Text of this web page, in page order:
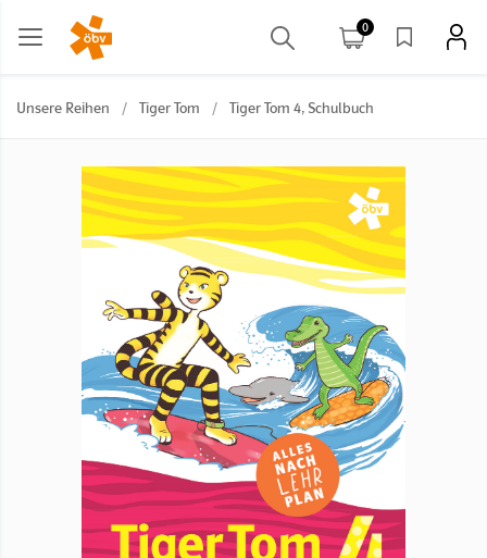
0
Unsere Reihen / Tiger Tom / Tiger Tom 4, Schulbuch